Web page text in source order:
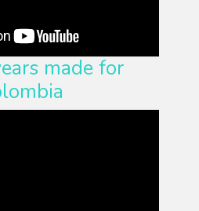
made for